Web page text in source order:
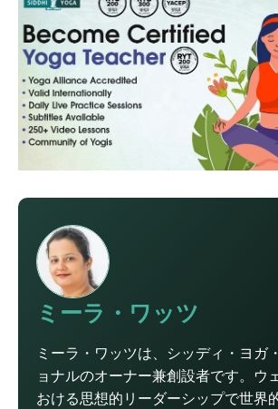
ミーラ・ワッツ
ミーラ・ワッツは、シッディ・ヨガ
ョナルのオーナー兼創設者です。ウ
おける思想的リーダーシップで世界